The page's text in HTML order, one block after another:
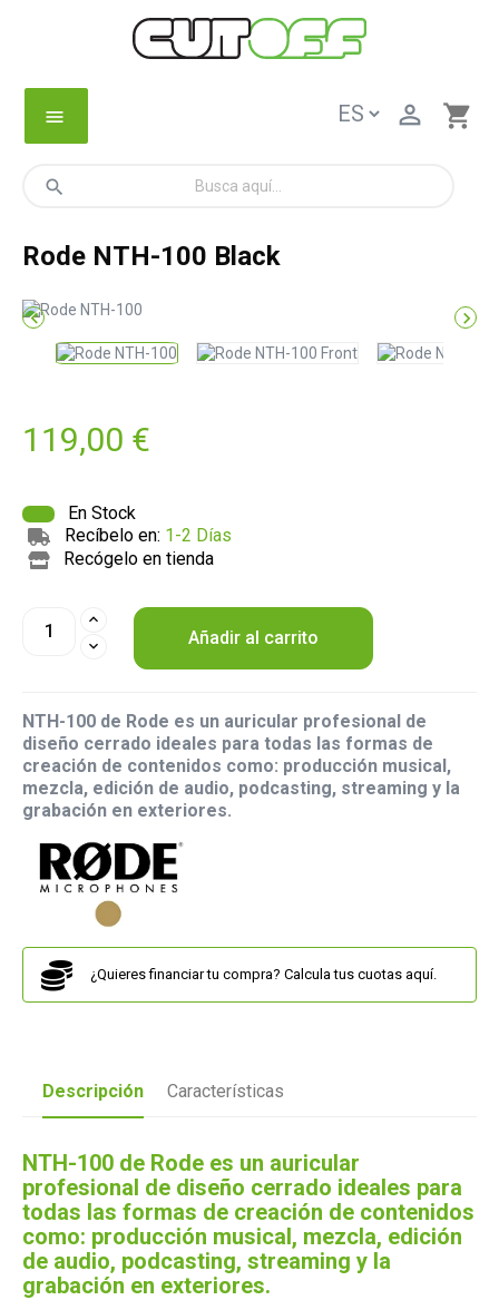
menu shopping_cart

search
Rode NTH-100 Black
 
119,00 €
En Stock
Recíbelo en: 1-2 Días
Recógelo en tienda
Añadir al carrito
NTH-100 de Rode es un auricular profesional de
diseño cerrado ideales para todas las formas de
creación de contenidos como: producción musical,
mezcla, edición de audio, podcasting, streaming y la
grabación en exteriores.
¿Quieres financiar tu compra? Calcula tus cuotas aquí.
Descripción Características
NTH-100 de Rode es un auricular
profesional de diseño cerrado ideales para
todas las formas de creación de contenidos
como: producción musical, mezcla, edición
de audio, podcasting, streaming y la
grabación en exteriores.